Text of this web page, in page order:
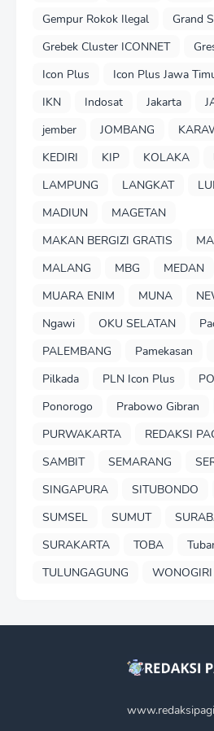
Gempur Rokok Ilegal
Grand
Grebek Cluster ICONNET
Icon Plus
Icon Plus Jawa
IKN
Indosat Jakarta
jember
JOMBANG
KEDIRI
KIP KOLAKA
LAMPUNG
LANGKAT
MADIUN
MAGETAN
MAKAN BERGIZI GRATIS
MALANG
MBG MEDAN
MUARA ENIM
MUNA
Ngawi
OKU SELATAN
PALEMBANG
Pamekasan
Pilkada
PLN Icon Plus
Ponorogo
Prabowo Gibran
PURWAKARTA
REDAKSI
SAMBIT
SEMARANG
SINGAPURA
SITUBONDO
SUMSEL
SUMUT
SURAKARTA
TOBA
TULUNGAGUNG
WONOGIRI